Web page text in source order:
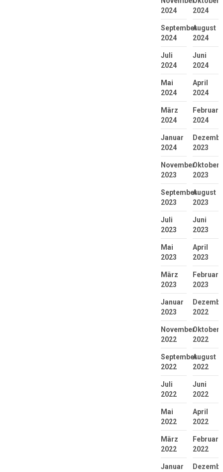
2024
2024
September
2024
August
2024
Juli
2024
Juni
2024
Mai
2024
April
2024
März
2024
Februar
2024
Januar
2024
2023
November
2023
Oktober
2023
September
2023
August
2023
Juli
2023
Juni
2023
Mai
2023
April
2023
März
2023
Februar
2023
Januar
2023
2022
November
2022
Oktober
2022
September
2022
August
2022
Juli
2022
Juni
2022
Mai
2022
April
2022
März
2022
Februar
2022
Januar